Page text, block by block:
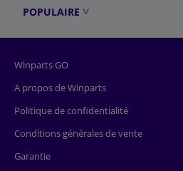
POPULAIRE
Winparts GO
A propos de Winparts
Politique de confidentialité
Conditions générales de vente
Garantie